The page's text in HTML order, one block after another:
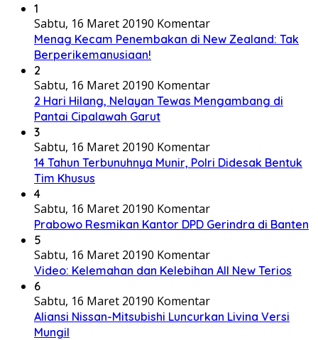
1
Sabtu, 16 Maret 20190 Komentar
Menag Kecam Penembakan di New Zealand: Tak
Berperikemanusiaan!
2
Sabtu, 16 Maret 20190 Komentar
2 Hari Hilang, Nelayan Tewas Mengambang di
Pantai Cipalawah Garut
3
Sabtu, 16 Maret 20190 Komentar
14 Tahun Terbunuhnya Munir, Polri Didesak Bentuk
Tim Khusus
4
Sabtu, 16 Maret 20190 Komentar
Prabowo Resmikan Kantor DPD Gerindra di Banten
5
Sabtu, 16 Maret 20190 Komentar
Video: Kelemahan dan Kelebihan All New Terios
6
Sabtu, 16 Maret 20190 Komentar
Aliansi Nissan-Mitsubishi Luncurkan Livina Versi
Mungil